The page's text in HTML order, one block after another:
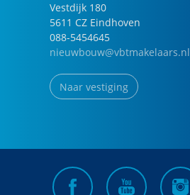
Vestdijk 180
5611 CZ Eindhoven
088-5454645
nieuwbouw@vbtmakelaars.nl
Naar vestiging